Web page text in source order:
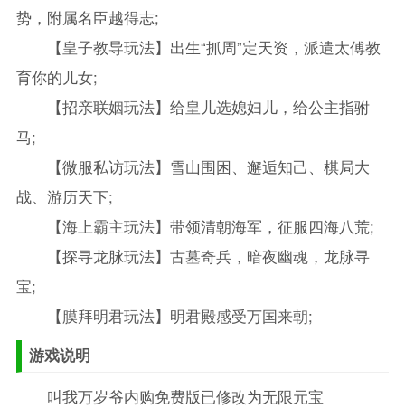
势，附属名臣越得志;
【皇子教导玩法】出生“抓周”定天资，派遣太傅教
育你的儿女;
【招亲联姻玩法】给皇儿选媳妇儿，给公主指驸
马;
【微服私访玩法】雪山围困、邂逅知己、棋局大
战、游历天下;
【海上霸主玩法】带领清朝海军，征服四海八荒;
【探寻龙脉玩法】古墓奇兵，暗夜幽魂，龙脉寻
宝;
【膜拜明君玩法】明君殿感受万国来朝;
游戏说明
叫我万岁爷内购免费版已修改为无限元宝